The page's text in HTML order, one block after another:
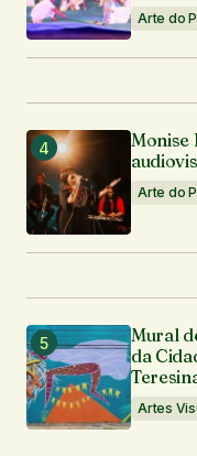
Arte do
Monise
Arte do
Mural
da
Artes